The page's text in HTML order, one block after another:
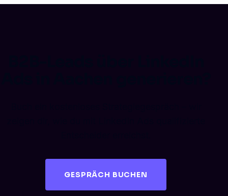
GESPRÄCH BUCHEN